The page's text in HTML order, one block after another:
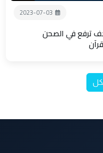
2023-07-03
ترفع في الصحن